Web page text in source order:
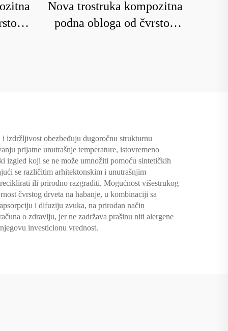
Nova trostruka kompozitna
podna obloga od čvrstog
izdržljivost obezbeđuju dugoročnu strukturnu
prijatne unutrašnje temperature, istovremeno
izgled koji se ne može umnožiti pomoću sintetičkih
se različitim arhitektonskim i unutrašnjim
ili prirodno razgraditi. Mogućnost višestrukog
čvrstog drveta na habanje, u kombinaciji sa
i difuziju zvuka, na prirodan način
o zdravlju, jer ne zadržava prašinu niti alergene
investicionu vrednost.